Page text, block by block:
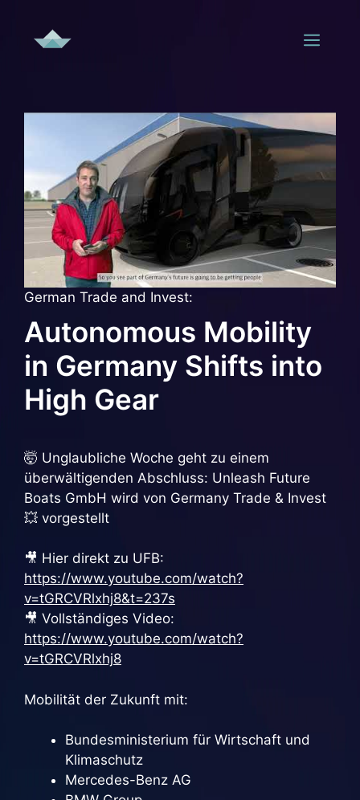
springen
German Trade and Invest:
Autonomous Mobility
in Germany Shifts into
High Gear
🤯 Unglaubliche Woche geht zu einem
überwältigenden Abschluss: Unleash Future
Boats GmbH wird von Germany Trade & Invest
💥 vorgestellt
🎥 Hier direkt zu UFB:
https://www.youtube.com/watch?
v=tGRCVRlxhj8&t=237s
🎥 Vollständiges Video:
https://www.youtube.com/watch?
v=tGRCVRlxhj8
Mobilität der Zukunft mit:
Bundesministerium für Wirtschaft und
Klimaschutz
Mercedes-Benz AG